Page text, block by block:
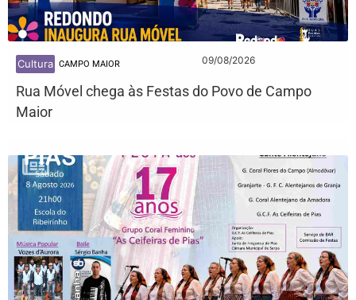
Cultura CAMPO MAIOR 09/08/2026
Rua Móvel chega às Festas do Povo de Campo
Maior